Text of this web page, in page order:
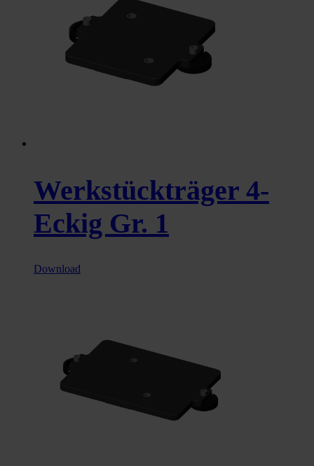
Werkstückträger 4-
Eckig Gr. 1
Download